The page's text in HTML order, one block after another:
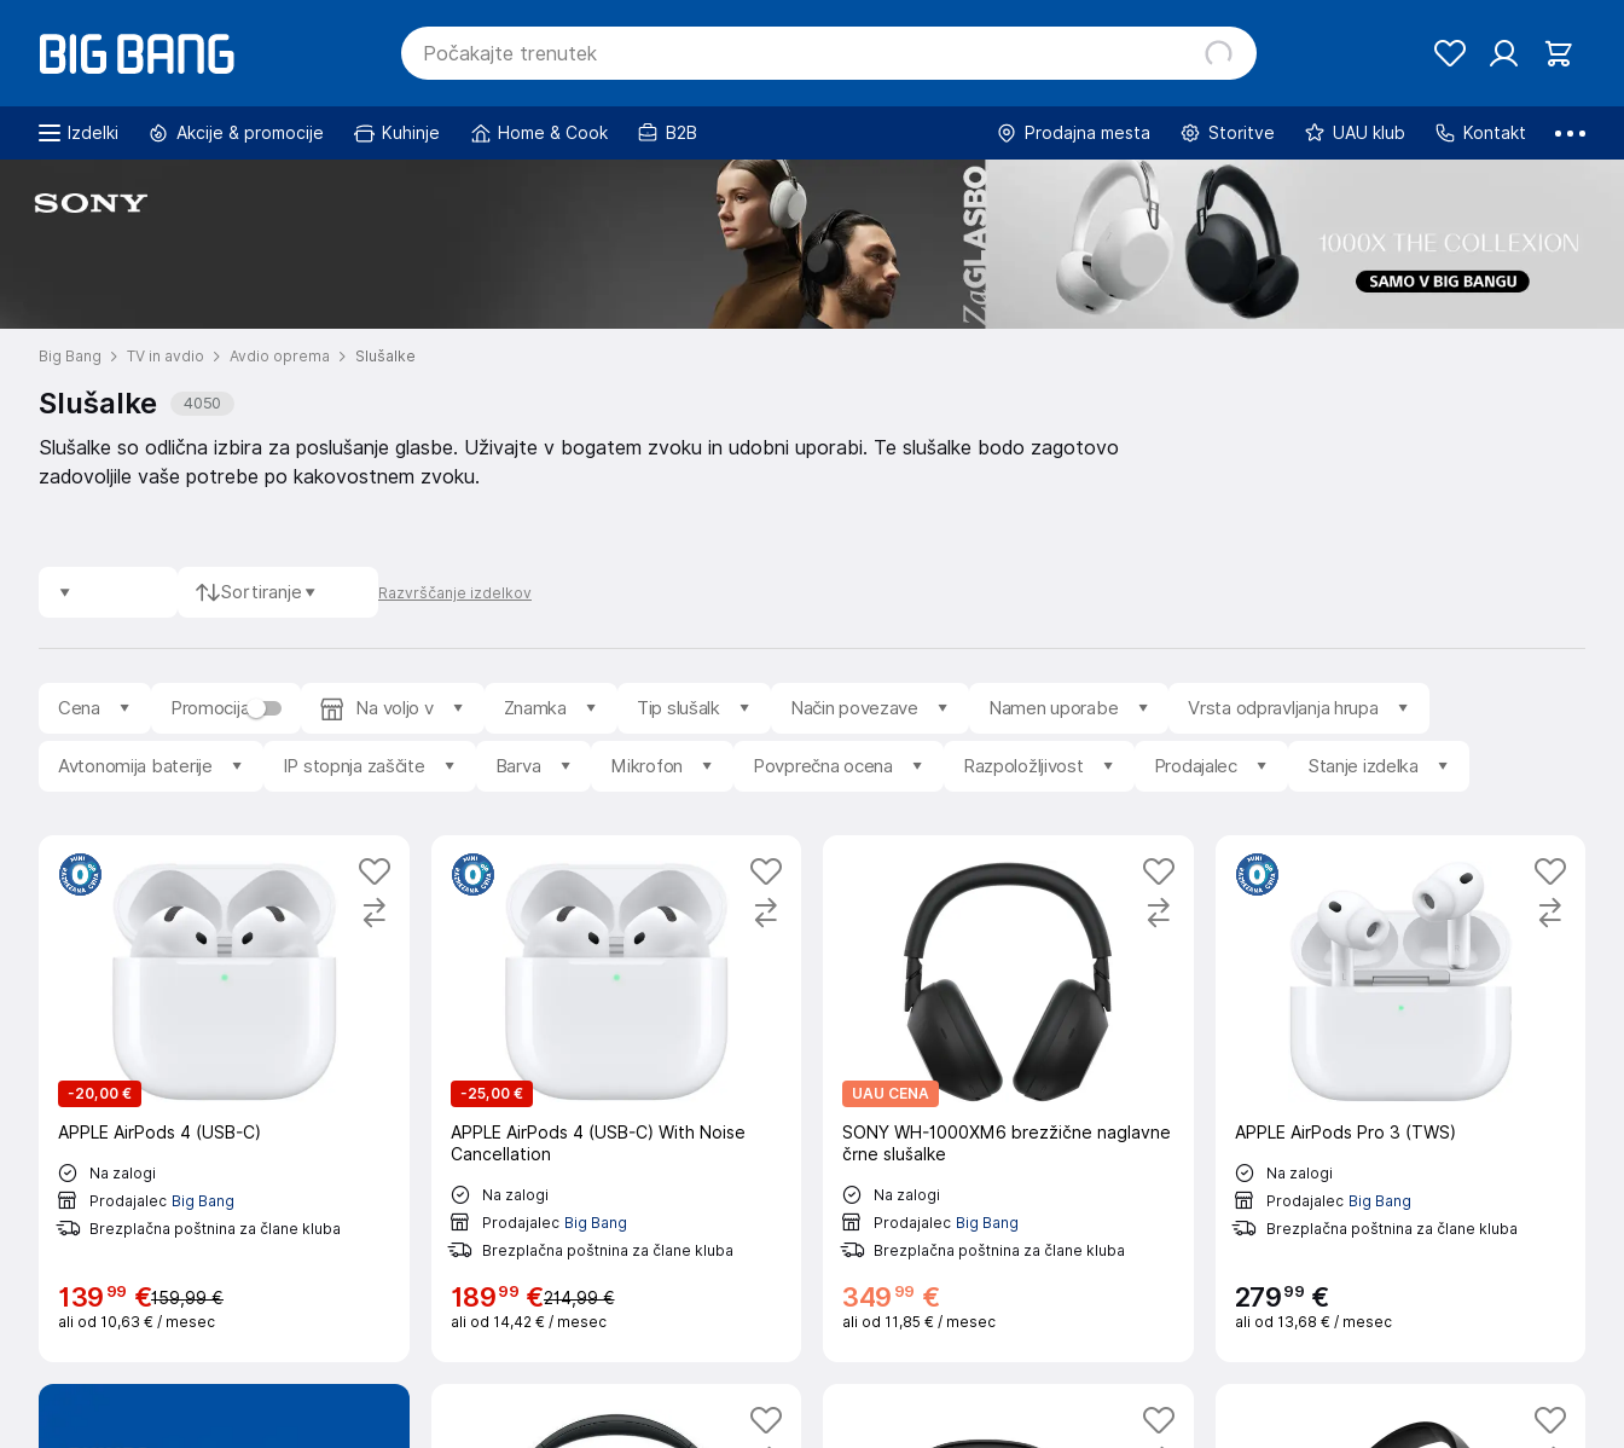
Izdelki Akcije & promocije Kuhinje Home & Cook B2B Prodajna mesta Storitve UAU klub Kontakt
Big Bang TV in avdio Avdio oprema Slušalke
Slušalke 4050
Slušalke so odlična izbira za poslušanje glasbe. Uživajte v bogatem zvoku in udobni uporabi. Te slušalke bodo zagotovo
zadovoljile vaše potrebe po kakovostnem zvoku.
Sortiranje Razvrščanje izdelkov
Cena Promocija Na voljo v Znamka Tip slušalk Način povezave Namen uporabe Vrsta odpravljanja hrupa
Avtonomija baterije IP stopnja zaščite Barva Mikrofon Povprečna ocena Razpoložljivost Prodajalec Stanje izdelka
-20,00 €
APPLE AirPods 4 (USB-C)
Na zalogi
Prodajalec Big Bang
Brezplačna poštnina za člane kluba
139 99 €159,99 €
ali od 10,63 € / mesec
-25,00 €
APPLE AirPods 4 (USB-C) With Noise
Cancellation
Na zalogi
Prodajalec Big Bang
Brezplačna poštnina za člane kluba
18999 €214,99 €
ali od 14,42 € / mesec
UAU CENA
SONY WH-1000XM6 brezžične naglavne
črne slušalke
Na zalogi
Prodajalec Big Bang
Brezplačna poštnina za člane kluba
349 99 €
ali od 11,85 € / mesec
APPLE AirPods Pro 3 (TWS)
Na zalogi
Prodajalec Big Bang
Brezplačna poštnina za člane kluba
27999 €
ali od 13,68 € / mesec